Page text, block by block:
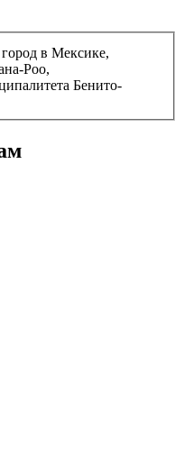
в Мексике,
Роо,
Бенито-